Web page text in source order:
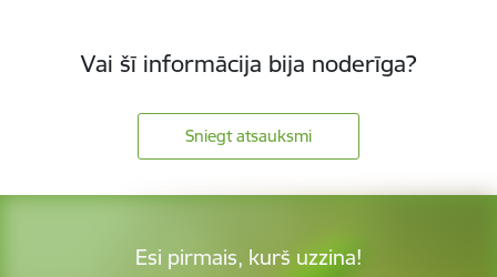
Vai šī informācija bija noderīga?
Sniegt atsauksmi
Esi pirmais, kurš uzzina!